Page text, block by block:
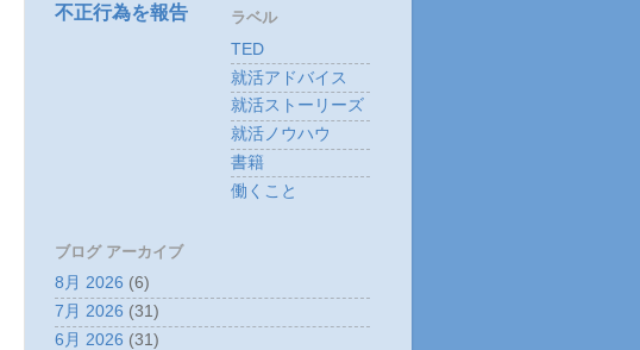
不正行為を報告
ラベル
TED
就活アドバイス
就活ストーリーズ
就活ノウハウ
書籍
働くこと
ブログ アーカイブ
8月 2026 (6)
7月 2026 (31)
6月 2026 (31)